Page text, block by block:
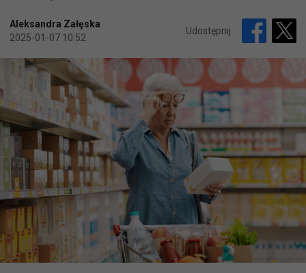
Aleksandra Załęska
2025-01-07 10:52
Udostępnij